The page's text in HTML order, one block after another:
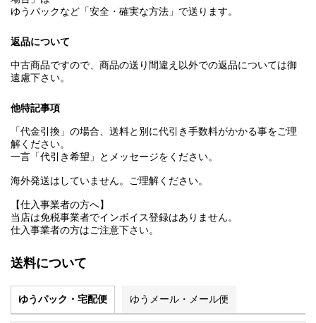
ゆうパックなど「安全・確実な方法」で送ります。
返品について
中古商品ですので、商品の送り間違え以外での返品については御
遠慮下さい。
他特記事項
「代金引換」の場合、送料と別に代引き手数料がかかる事をご理
解ください。
一言「代引き希望」とメッセージをください。
海外発送はしていません。ご理解ください。
【仕入事業者の方へ】
当店は免税事業者でインボイス登録はありません。
仕入事業者の方はご注意下さい。
送料について
ゆうパック・宅配便 ゆうメール・メール便